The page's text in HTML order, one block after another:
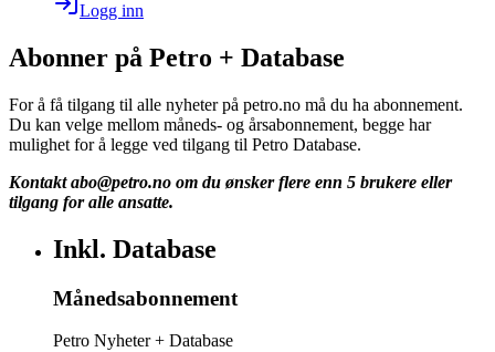
Logg inn
Abonner på Petro + Database
For å få tilgang til alle nyheter på petro.no må du ha abonnement.
Du kan velge mellom måneds- og årsabonnement, begge har
mulighet for å legge ved tilgang til Petro Database.
Kontakt abo@petro.no om du ønsker flere enn 5 brukere eller
tilgang for alle ansatte.
Inkl. Database
Månedsabonnement
Petro Nyheter + Database